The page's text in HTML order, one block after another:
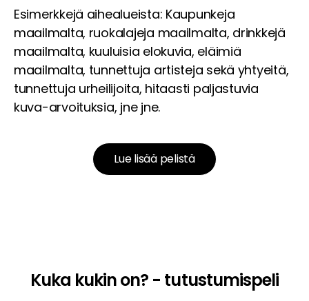
Esimerkkejä aihealueista: Kaupunkeja
maailmalta, ruokalajeja maailmalta, drinkkejä
maailmalta, kuuluisia elokuvia, eläimiä
maailmalta, tunnettuja artisteja sekä yhtyeitä,
tunnettuja urheilijoita, hitaasti paljastuvia
kuva-arvoituksia, jne jne.
Lue lisää pelistä
Kuka kukin on? - tutustumispeli